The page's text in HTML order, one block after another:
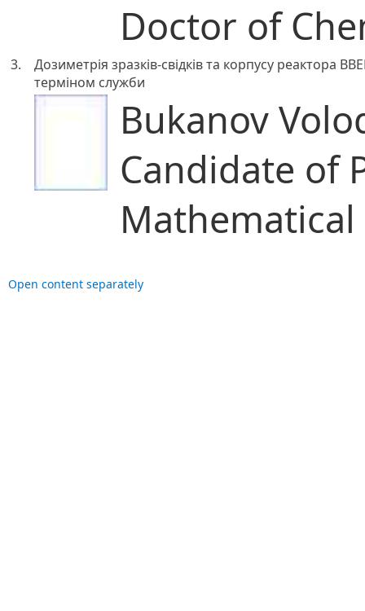
Doctor of
3.
Дозиметрія зразків-свідків та корпусу реактора
терміном служби
Bukanov
Candidate of
Mathematical
Open content separately